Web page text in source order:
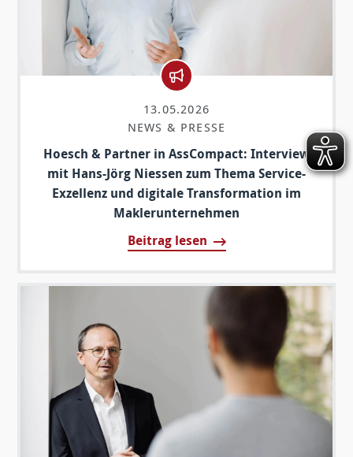
13.05.2026
NEWS & PRESSE
Hoesch & Partner in AssCompact: Interview
mit Hans-Jörg Niessen zum Thema Service-
Exzellenz und digitale Transformation im
Maklerunternehmen
Beitrag lesen